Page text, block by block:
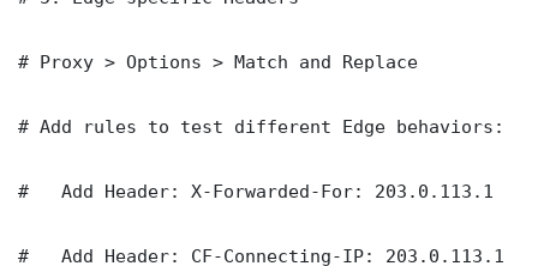
# Proxy > Options > Match and Replace
# Add rules to test different Edge behaviors:
#   Add Header: X-Forwarded-For: 203.0.113.1
#   Add Header: CF-Connecting-IP: 203.0.113.1